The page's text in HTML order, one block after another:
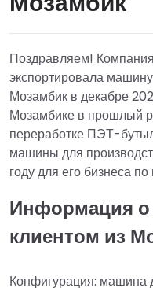
Поздравляем!
экспортировала
Мозамбик в декабре
Мозамбике в прошлый
переработке ПЭТ-
машины для
году для его бизнеса
Информация о
клиентом из
Конфигурация: машина